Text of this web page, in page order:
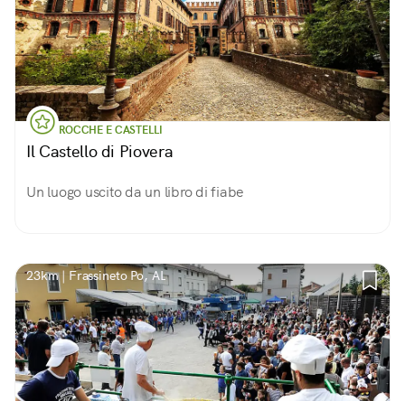
ROCCHE E CASTELLI
Il Castello di Piovera
Un luogo uscito da un libro di fiabe
23km | Frassineto Po, AL